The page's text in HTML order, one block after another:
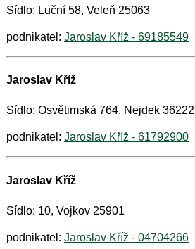
Sídlo: Luční 58, Veleň 25063
podnikatel: Jaroslav Kříž - 69185549
Jaroslav Kříž
Sídlo: Osvětimská 764, Nejdek 36222
podnikatel: Jaroslav Kříž - 61792900
Jaroslav Kříž
Sídlo: 10, Vojkov 25901
podnikatel: Jaroslav Kříž - 04704266